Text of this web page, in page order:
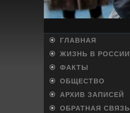
ГЛАВНАЯ
ЖИЗНЬ В РОССИИ
ФАКТЫ
ОБЩЕСТВО
АРХИВ ЗАПИСЕЙ
ОБРАТНАЯ СВЯЗЬ